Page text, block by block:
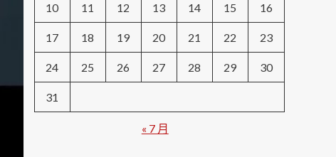
10 11 12 13 14 15 16
17 18 19 20 21 22 23
24 25 26 27 28 29 30
31
« 7 月